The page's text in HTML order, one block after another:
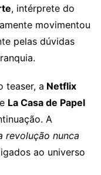
, intérprete do
movimentou
pelas dúvidas
teaser, a Netflix
La Casa de Papel
A
revolução nunca
ao universo